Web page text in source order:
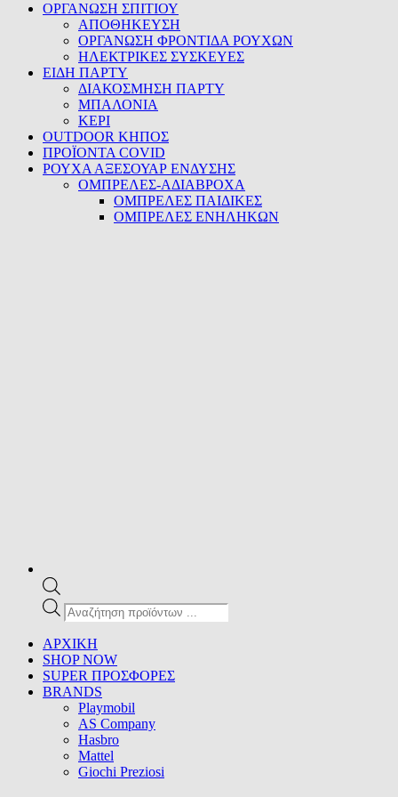
ΟΡΓΑΝΩΣΗ ΣΠΙΤΙΟΥ
ΑΠΟΘΗΚΕΥΣΗ
ΟΡΓΑΝΩΣΗ ΦΡΟΝΤΙΔΑ ΡΟΥΧΩΝ
ΗΛΕΚΤΡΙΚΕΣ ΣΥΣΚΕΥΕΣ
ΕΙΔΗ ΠΑΡΤΥ
ΔΙΑΚΟΣΜΗΣΗ ΠΑΡΤΥ
ΜΠΑΛΟΝΙΑ
ΚΕΡΙ
OUTDOOR ΚΗΠΟΣ
ΠΡΟΪΟΝΤΑ COVID
ΡΟΥΧΑ ΑΞΕΣΟΥΑΡ ΕΝΔΥΣΗΣ
ΟΜΠΡΕΛΕΣ-ΑΔΙΑΒΡΟΧΑ
ΟΜΠΡΕΛΕΣ ΠΑΙΔΙΚΕΣ
ΟΜΠΡΕΛΕΣ ΕΝΗΛΗΚΩΝ
Products
search
ΑΡΧΙΚΗ
SHOP NOW
SUPER ΠΡΟΣΦΟΡΕΣ
BRANDS
Playmobil
AS Company
Hasbro
Mattel
Giochi Preziosi